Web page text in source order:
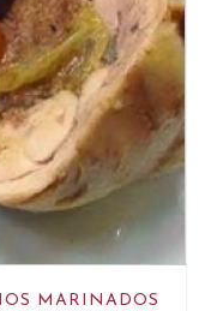
MARINADOS